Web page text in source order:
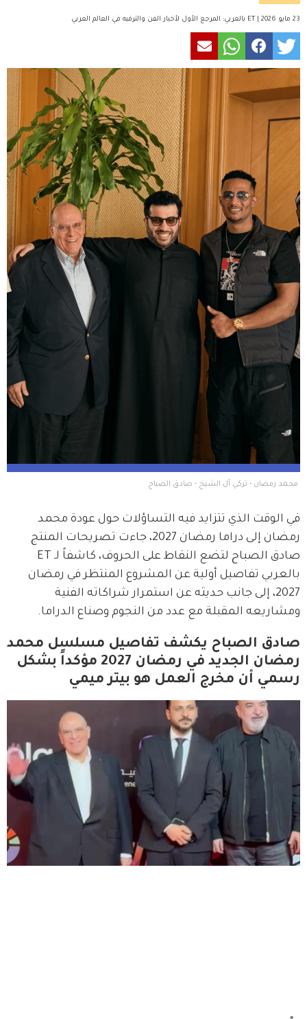
23 مايو 2026 | ET بالعربي: المرجع الأول لأخبار الفن والترفيه في العالم العربي
في الوقت الذي تتزايد فيه التساؤلات حول عودة محمد
رمضان إلى دراما رمضان 2027، جاءت تصريحات المنتج
بالعربي تفاصيل أولية عن المشروع المنتظر في رمضان
2027، إلى جانب حديثه عن استمرار شراكاته الفنية
ومشاريعه المقبلة مع عدد من النجوم وصناع الدراما.
صادق الصباح يكشف تفاصيل مسلسل محمد
رمضان الجديد في رمضان 2027 مؤكداً بشكل
رسمي أن مخرج العمل هو بيتر ميمي